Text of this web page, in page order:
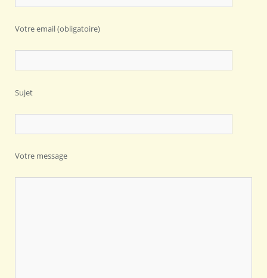
Votre email (obligatoire)
Sujet
Votre message